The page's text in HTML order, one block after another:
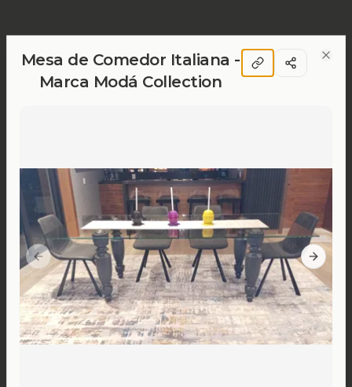
Mesa de Comedor Italiana -
Marca Modá Collection
Previous slide Next